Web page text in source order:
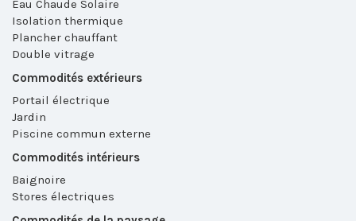
Eau Chaude Solaire
Isolation thermique
Plancher chauffant
Double vitrage
Commodités extérieurs
Portail électrique
Jardin
Piscine commun externe
Commodités intérieurs
Baignoire
Stores électriques